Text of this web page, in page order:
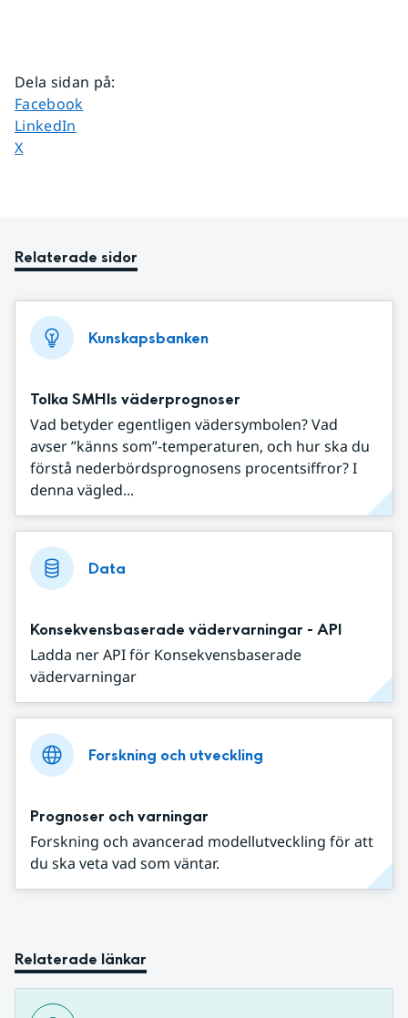
Dela sidan på:
Dela sidan på
Facebook
Dela sidan på
LinkedIn
Dela sidan på
X
Relaterade sidor
Kunskapsbanken
Tolka SMHIs väderprognoser
Vad betyder egentligen vädersymbolen? Vad
avser ”känns som”-temperaturen, och hur ska du
förstå nederbördsprognosens procentsiffror? I
denna vägled...
Data
Konsekvensbaserade vädervarningar - API
Ladda ner API för Konsekvensbaserade
vädervarningar
Forskning och utveckling
Prognoser och varningar
Forskning och avancerad modellutveckling för att
du ska veta vad som väntar.
Relaterade länkar